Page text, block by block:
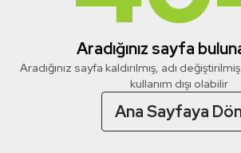
Aradığınız sayfa
Aradığınız sayfa kaldırılmış, adı
kullanım dışı olabilir
Ana Sayfaya